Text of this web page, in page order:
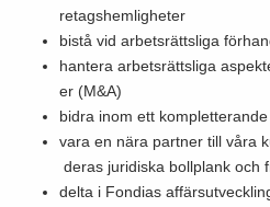
retagshemligheter
bistå vid arbetsrättsliga
hantera arbetsrättsliga
er (M&A)
bidra inom ett
vara en nära partner till våra
deras juridiska bollplank och
delta i Fondias